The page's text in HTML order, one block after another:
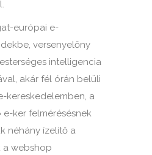
európai e-
versenyelőny
intelligencia
akár fél órán belüli
kereskedelemben, a
ker felmérésésnek
néhány ízelítő a
a webshop